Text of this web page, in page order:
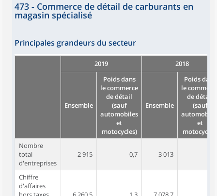
473 - Commerce de détail de carburants en
magasin spécialisé
Principales grandeurs du secteur
2019 2018
Ensemble
Poids dans
le commerce
de détail
(sauf
automobiles
et
motocycles)
Ensemble
Poids dans
le
de détail
(sauf
et
Nombre
total
d'entreprises
2 915 0,7 3 013
Chiffre
d'affaires